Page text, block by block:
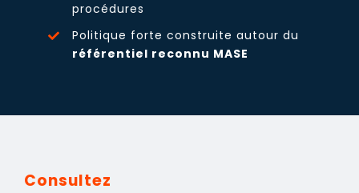
procédures
Politique forte construite autour du
référentiel reconnu MASE
Consultez